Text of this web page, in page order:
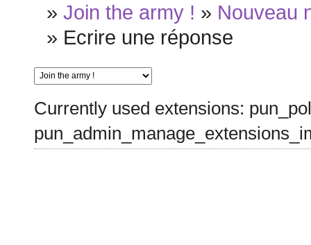
»Join the army ! » Nouveau
» Ecrire une réponse
Currently used extensions: